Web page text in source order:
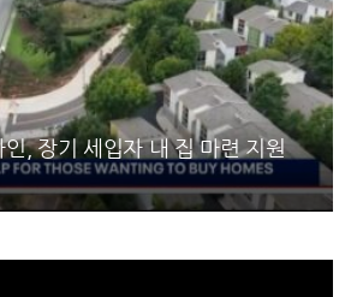
, 장기 세입자 내 집 마련 지원